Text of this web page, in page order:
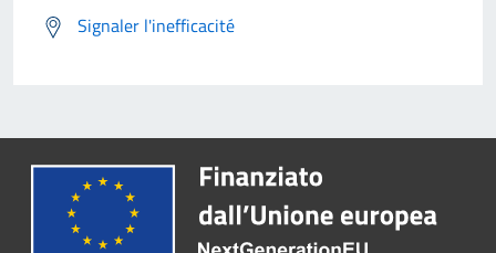
Signaler l'inefficacité